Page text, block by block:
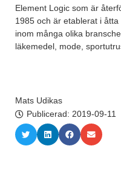
Element Logic som är
1985 och är etablerat i
inom många olika
läkemedel, mode,
Mats Udikas
Publicerad: 2019-09-11